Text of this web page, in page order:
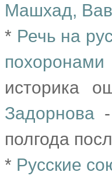
Машхад,
* Речь на
похоронами
историка
Задорнова
полгода
* Русские